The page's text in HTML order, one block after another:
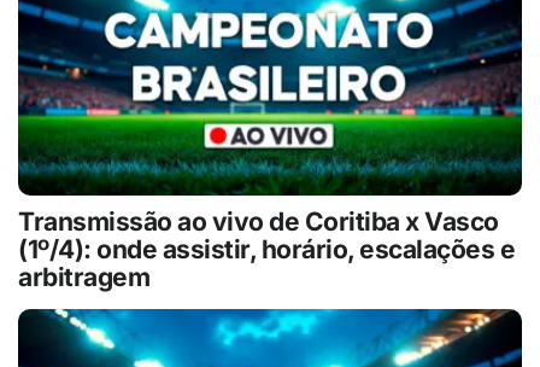
Transmissão ao vivo de Coritiba x Vasco
(1º/4): onde assistir, horário, escalações e
arbitragem